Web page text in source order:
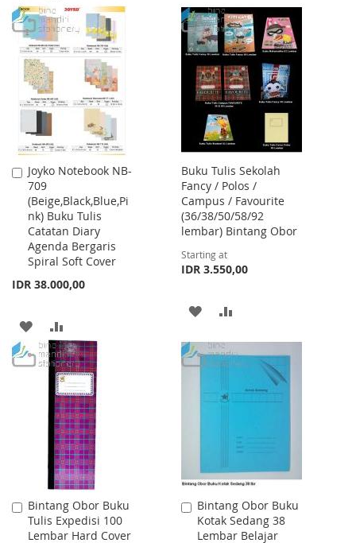
TO
WISH
LIST
TO
COMPARE
WISH
LIST
COMPARE
Joyko Notebook NB-
709
(Beige,Black,Blue,Pi
nk) Buku Tulis
Catatan Diary
Agenda Bergaris
Spiral Soft Cover
IDR 38.000,00
Add
to
Cart
ADD
TO
WISH
LIST
TO
COMPARE
Buku Tulis Sekolah
Fancy / Polos /
Campus / Favourite
(36/38/50/58/92
lembar) Bintang Obor
Starting at
IDR 3.550,00
ADD
WISH
LIST
COMPARE
Bintang Obor Buku
Tulis Expedisi 100
Lembar Hard Cover
Add
to
Cart
Bintang Obor Buku
Kotak Sedang 38
Lembar Belajar
Add
to
Cart